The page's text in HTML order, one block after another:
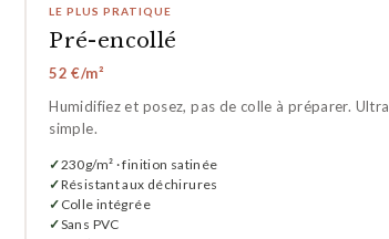
LE PLUS PRATIQUE
Pré-encollé
52 €/m²
Humidifiez et posez, pas de colle à préparer. Ultra
simple.
230g/m² · finition satinée
Résistant aux déchirures
Colle intégrée
Sans PVC